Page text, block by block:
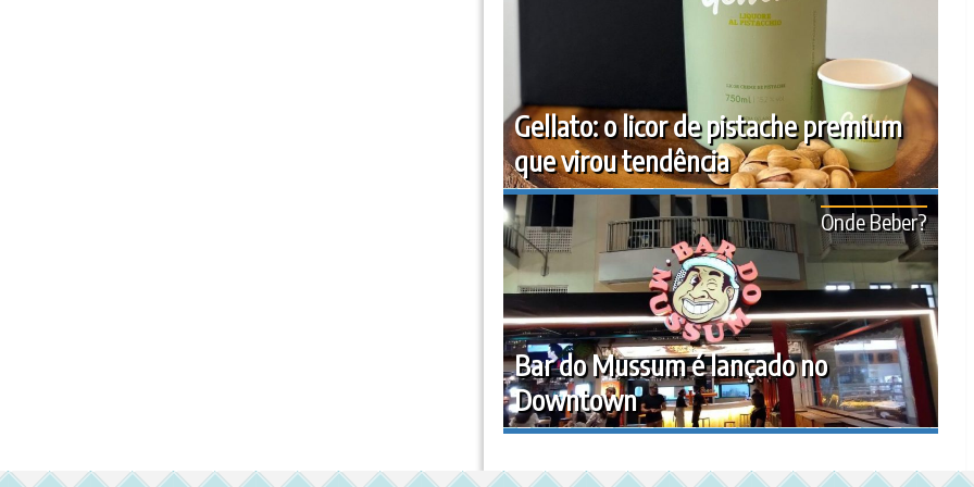
Gellato: o licor de pistache premium
que virou tendência
Bar do Mussum é lançado no
Downtown
Onde Beber?